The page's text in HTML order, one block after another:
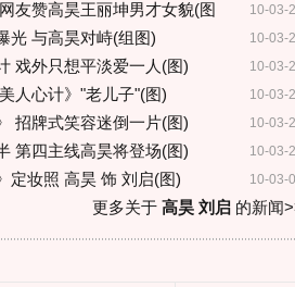
10-03-
友赞高昊王丽坤男才女貌(图
10-03-
光 与高昊对峙(组图)
10-03-
戏外只想平淡爱一人(图)
10-03-
人心计》"老儿子"(图)
10-03-
招牌式笑容迷倒一片(图)
10-03-
第四主线高昊将登场(图)
10-03-
定妆照 高昊 饰 刘启(图)
更多关于 高昊 刘启的新闻